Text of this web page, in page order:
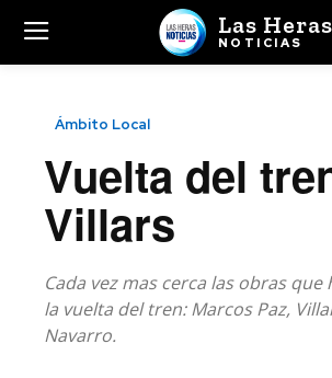
Las Heras
NOTICIAS
Ámbito Local
Vuelta del
Villars
Cada vez mas cerca las obras
la vuelta del tren: Marcos Paz,
Navarro.